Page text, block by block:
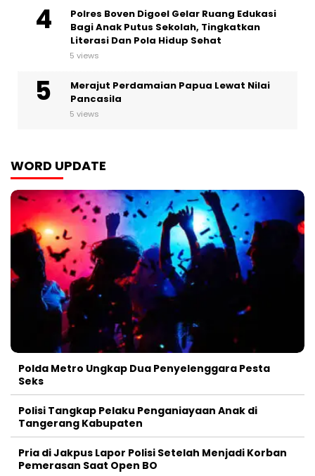
Polres Boven Digoel Gelar Ruang Edukasi
Bagi Anak Putus Sekolah, Tingkatkan
Literasi Dan Pola Hidup Sehat
5 views
Merajut Perdamaian Papua Lewat Nilai
Pancasila
5 views
WORD UPDATE
Polda Metro Ungkap Dua Penyelenggara Pesta
Seks
Polisi Tangkap Pelaku Penganiayaan Anak di
Tangerang Kabupaten
Pria di Jakpus Lapor Polisi Setelah Menjadi Korban
Pemerasan Saat Open BO